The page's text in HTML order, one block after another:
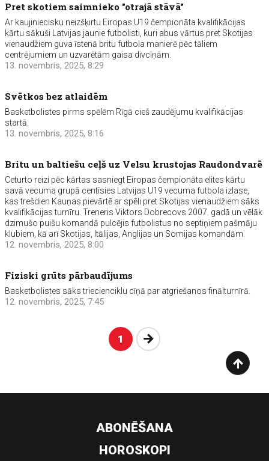
Pret skotiem saimnieko "otrajā stāvā"
Ar kaujiniecisku neizšķirtu Eiropas U19 čempionāta kvalifikācijas
kārtu sākuši Latvijas jaunie futbolisti, kuri abus vārtus pret Skotijas
vienaudžiem guva īstenā britu futbola manierē pēc tāliem
centrējumiem un uzvarētām gaisa divcīņām.
13. novembris, 2025, 8:29
Svētkos bez atlaidēm
Basketbolistes pirms spēlēm Rīgā cieš zaudējumu kvalifikācijas
startā.
13. novembris, 2025, 8:16
Britu un baltiešu ceļš uz Velsu krustojas Raudondvarē
Ceturto reizi pēc kārtas sasniegt Eiropas čempionāta elites kārtu
savā vecuma grupā centīsies Latvijas U19 vecuma futbola izlase,
kas trešdien Kauņas pievārtē ar spēli pret Skotijas vienaudžiem sāks
kvalifikācijas turnīru. Treneris Viktors Dobrecovs 2007. gadā un vēlāk
dzimušo puišu komandā pulcējis futbolistus no septiņiem pašmāju
klubiem, kā arī Skotijas, Itālijas, Anglijas un Somijas komandām.
12. novembris, 2025, 8:00
Fiziski grūts pārbaudījums
Basketbolistes sāks triecienciklu cīņā par atgriešanos finālturnīrā.
12. novembris, 2025, 7:45
1 Nākošā
ABONĒŠANA
HOROSKOPI